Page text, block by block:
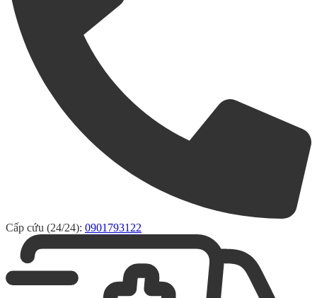
Cấp cứu (24/24): 0901793122